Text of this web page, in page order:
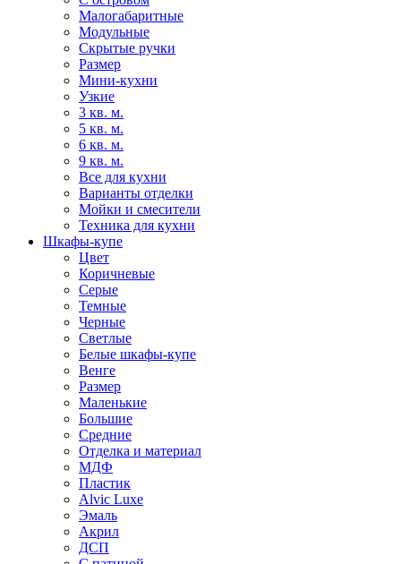
Малогабаритные
Модульные
Скрытые ручки
Размер
Мини-кухни
Узкие
3 кв. м.
5 кв. м.
6 кв. м.
9 кв. м.
Все для кухни
Варианты отделки
Мойки и смесители
Техника для кухни
Шкафы-купе
Цвет
Коричневые
Серые
Темные
Черные
Светлые
Белые шкафы-купе
Венге
Размер
Маленькие
Большие
Средние
Отделка и материал
МДФ
Пластик
Alvic Luxe
Эмаль
Акрил
ДСП